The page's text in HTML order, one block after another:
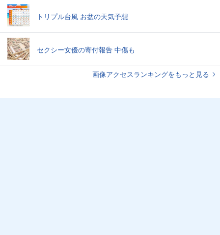
トリプル台風 お盆の天気予想
セクシー女優の寄付報告 中傷も
画像アクセスランキングをもっと見る